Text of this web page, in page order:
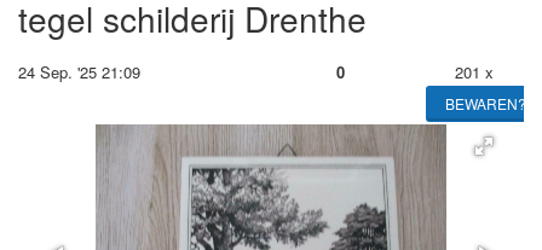
tegel schilderij Drenthe
24 Sep. '25 21:09 0 201 x
BEWAREN?